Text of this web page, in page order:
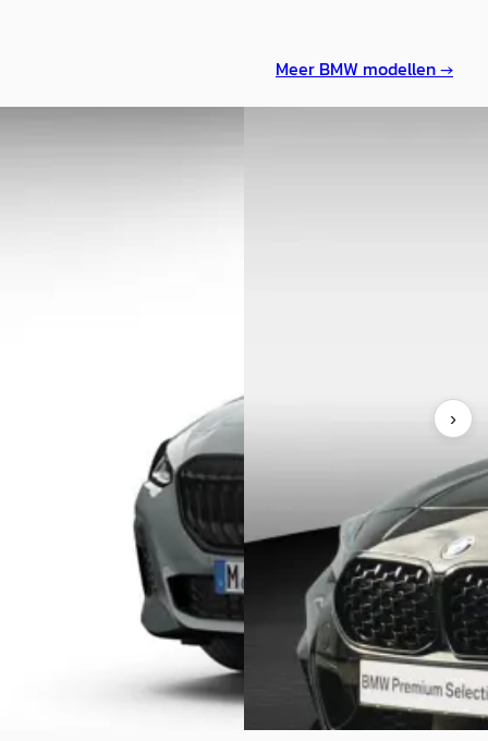
Meer BMW modellen →
· Oostzaan
2025 · 6.193 km · Benzine ·
· Veenendaal
Gisteren geplaatst
Bekijk aanbieding →
›